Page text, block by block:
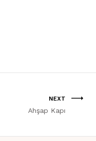
NEXT
Ahşap Kapı